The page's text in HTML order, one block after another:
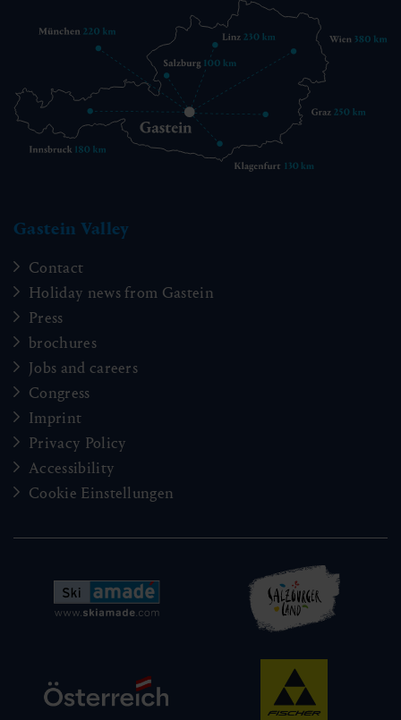
Gastein Valley
Contact
Holiday news from Gastein
Press
brochures
Jobs and careers
Congress
Imprint
Privacy Policy
Accessibility
Cookie Einstellungen